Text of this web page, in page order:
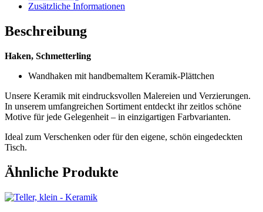
Zusätzliche Informationen
Beschreibung
Haken, Schmetterling
Wandhaken mit handbemaltem Keramik-Plättchen
Unsere Keramik mit eindrucksvollen Malereien und Verzierungen.
In unserem umfangreichen Sortiment entdeckt ihr zeitlos schöne
Motive für jede Gelegenheit – in einzigartigen Farbvarianten.
Ideal zum Verschenken oder für den eigene, schön eingedeckten
Tisch.
Ähnliche Produkte